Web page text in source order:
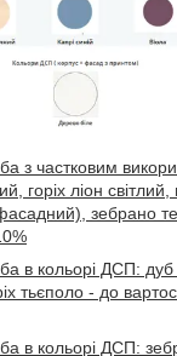
з частковим
горіх ліон світлий,
зебрано
в кольорі ДСП: дуб
тьєполо - до
в кольорі ДСП: